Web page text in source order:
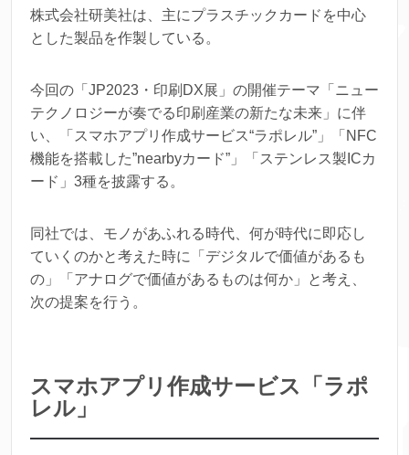
株式会社研美社は、主にプラスチックカードを中心
とした製品を作製している。
今回の「JP2023・印刷DX展」の開催テーマ「ニュー
テクノロジーが奏でる印刷産業の新たな未来」に伴
い、「スマホアプリ作成サービス“ラポレル”」「NFC
機能を搭載した”nearbyカード”」「ステンレス製ICカ
ード」3種を披露する。
同社では、モノがあふれる時代、何が時代に即応し
ていくのかと考えた時に「デジタルで価値があるも
の」「アナログで価値があるものは何か」と考え、
次の提案を行う。
スマホアプリ作成サービス「ラポ
レル」